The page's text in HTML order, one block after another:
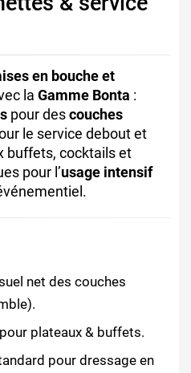
en bouche et
la Gamme Bonta :
pour descouches
le service debout et
buffets, cocktails et
pour l’usage intensif
net des couches
plateaux & buffets.
pour dressage en